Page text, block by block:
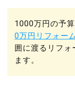
1000万円の予
0万円リフォー
囲に渡るリフォ
ます。